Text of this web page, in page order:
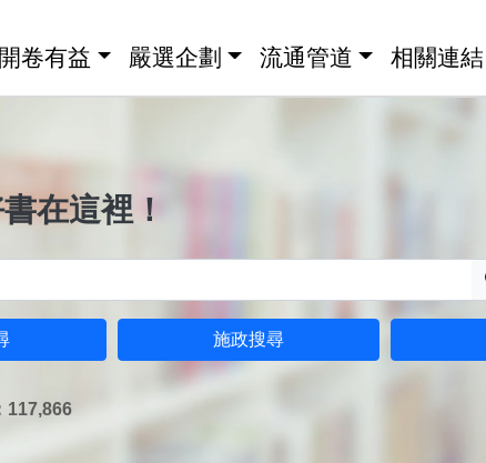
卷有益 嚴選企劃 流通管道 相關連結
在這裡！
施政搜尋
117,866